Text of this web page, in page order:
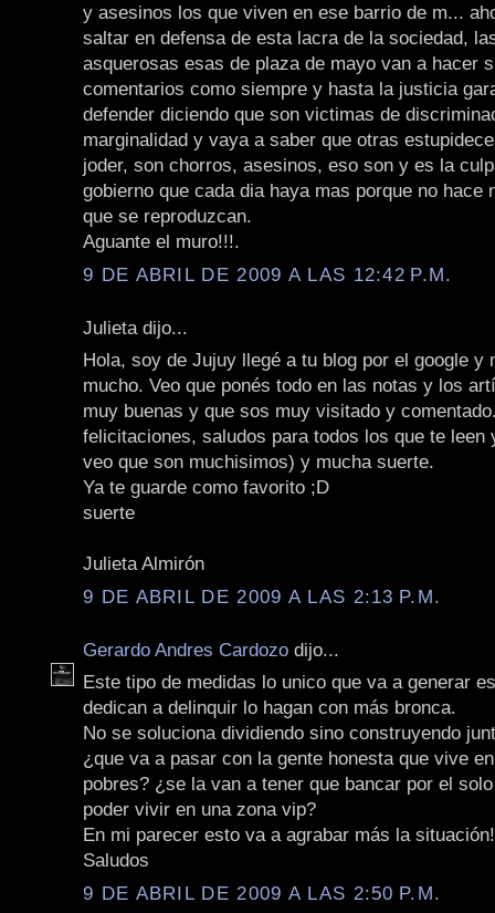
y asesinos los que viven en ese barrio de m...
saltar en defensa de esta lacra de la sociedad,
asquerosas esas de plaza de mayo van a hacer
comentarios como siempre y hasta la justicia
defender diciendo que son victimas de
marginalidad y vaya a saber que otras
joder, son chorros, asesinos, eso son y es la
gobierno que cada dia haya mas porque no hace
que se reproduzcan.
Aguante el muro!!!.
9 DE ABRIL DE 2009 A LAS 12:42 P.M.
Julieta dijo...
Hola, soy de Jujuy llegé a tu blog por el google y
mucho. Veo que ponés todo en las notas y los
muy buenas y que sos muy visitado y
felicitaciones, saludos para todos los que te leen
veo que son muchisimos) y mucha suerte.
Ya te guarde como favorito ;D
suerte
Julieta Almirón
9 DE ABRIL DE 2009 A LAS 2:13 P.M.
Gerardo Andres Cardozo dijo...
Este tipo de medidas lo unico que va a generar
dedican a delinquir lo hagan con más bronca.
No se soluciona dividiendo sino construyendo
¿que va a pasar con la gente honesta que vive
pobres? ¿se la van a tener que bancar por el
poder vivir en una zona vip?
En mi parecer esto va a agrabar más la situación!
Saludos
9 DE ABRIL DE 2009 A LAS 2:50 P.M.